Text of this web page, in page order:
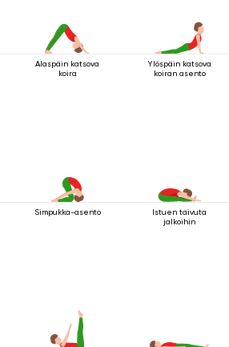
Alaspäin katsova
koira
Ylöspäin katsova
koiran asento
Simpukka-asento
Istuen taivuta
jalkoihin